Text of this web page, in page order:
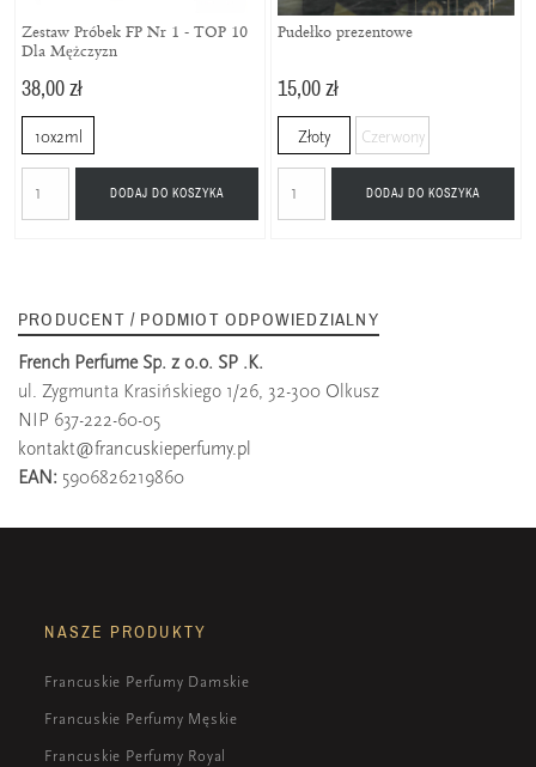
Zestaw Próbek FP Nr 1 - TOP 10
Dla Mężczyzn
38,00 zł
10x2ml
DODAJ DO KOSZYKA
Pudełko prezentowe
15,00 zł
Złoty Czerwony
DODAJ DO KOSZYKA
PRODUCENT / PODMIOT ODPOWIEDZIALNY
French Perfume Sp. z o.o. SP .K.
ul. Zygmunta Krasińskiego 1/26, 32-300 Olkusz
NIP 637-222-60-05
kontakt@francuskieperfumy.pl
EAN: 5906826219860
NASZE PRODUKTY
Francuskie Perfumy Damskie
Francuskie Perfumy Męskie
Francuskie Perfumy Royal